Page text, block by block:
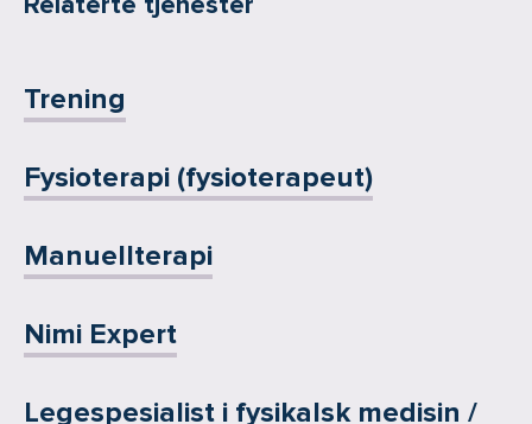
Trening
Fysioterapi (fysioterapeut)
Manuellterapi
Nimi Expert
Legespesialist i fysikalsk medisin /